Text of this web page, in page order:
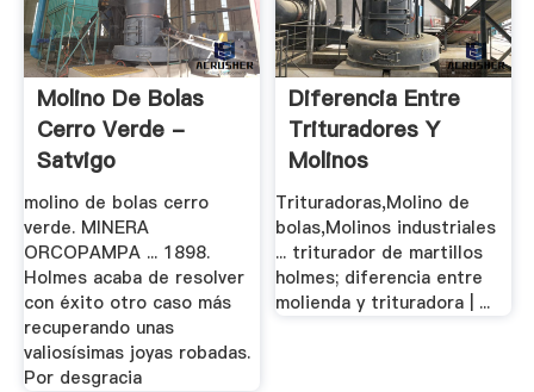
Molino De Bolas
Cerro Verde -
Satvigo
molino de bolas cerro
verde. MINERA
ORCOPAMPA ... 1898.
Holmes acaba de resolver
con éxito otro caso más
recuperando unas
valiosísimas joyas robadas.
Por desgracia
Diferencia Entre
Trituradores Y
Molinos
Trituradoras,Molino de
bolas,Molinos industriales
... triturador de martillos
holmes; diferencia entre
molienda y trituradora | ...